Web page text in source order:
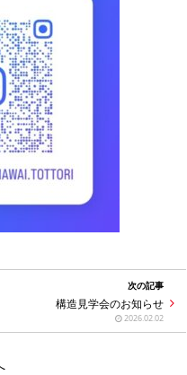
次の記事
構造見学会のお知らせ
2026.02.02